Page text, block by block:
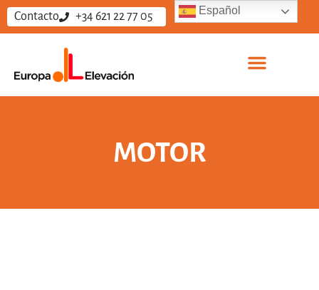
Contacto +34 621 22 77 05
MOTOR
Español